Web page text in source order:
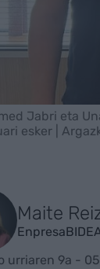
Jabri eta
esker |
Maite
urriaren 9a -